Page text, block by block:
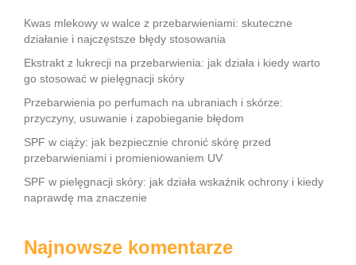
Kwas mlekowy w walce z przebarwieniami: skuteczne
działanie i najczęstsze błędy stosowania
Ekstrakt z lukrecji na przebarwienia: jak działa i kiedy warto
go stosować w pielęgnacji skóry
Przebarwienia po perfumach na ubraniach i skórze:
przyczyny, usuwanie i zapobieganie błędom
SPF w ciąży: jak bezpiecznie chronić skórę przed
przebarwieniami i promieniowaniem UV
SPF w pielęgnacji skóry: jak działa wskaźnik ochrony i kiedy
naprawdę ma znaczenie
Najnowsze komentarze